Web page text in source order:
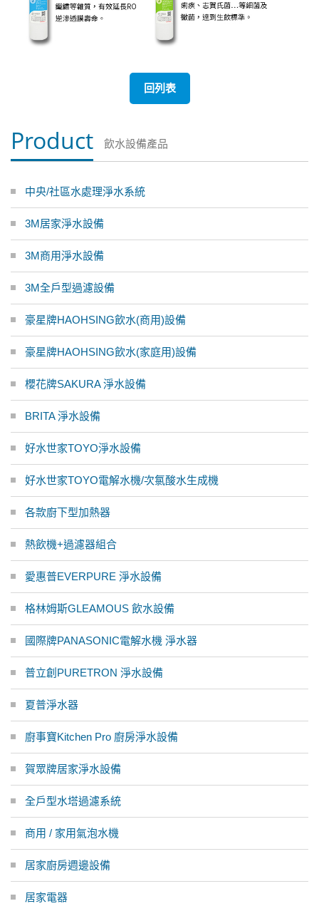
回列表
Product 飲水設備產品
中央/社區水處理淨水系統
3M居家淨水設備
3M商用淨水設備
3M全戶型過濾設備
豪星牌HAOHSING飲水(商用)設備
豪星牌HAOHSING飲水(家庭用)設備
櫻花牌SAKURA 淨水設備
BRITA 淨水設備
好水世家TOYO淨水設備
好水世家TOYO電解水機/次氯酸水生成機
各款廚下型加熱器
熱飲機+過濾器組合
愛惠普EVERPURE 淨水設備
格林姆斯GLEAMOUS 飲水設備
國際牌PANASONIC電解水機 淨水器
普立創PURETRON 淨水設備
夏普淨水器
廚事寶Kitchen Pro 廚房淨水設備
賀眾牌居家淨水設備
全戶型水塔過濾系統
商用 / 家用氣泡水機
居家廚房週邊設備
居家電器